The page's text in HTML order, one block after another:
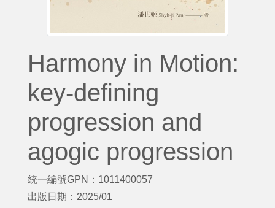
Harmony in Motion:
key-defining
progression and
agogic progression
統一編號GPN：1011400057
出版日期：2025/01